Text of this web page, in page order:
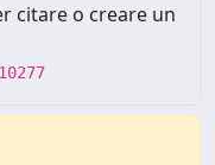
citare o creare un